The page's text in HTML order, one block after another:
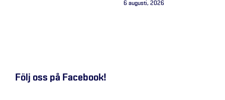
6 augusti, 2026
Följ oss på Facebook!